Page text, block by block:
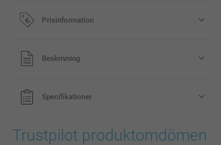
Prisinformation
Alla priser är i svenska kronor (SEK), inklusive moms och
exklusive porto.
Beskrivning
Specifikationer
Trustpilot produktomdömen